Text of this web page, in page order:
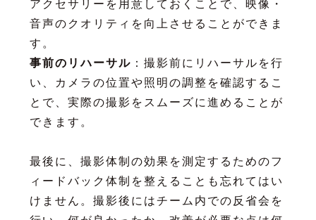
アクセサリーを用意しておくことで、映像・
音声のクオリティを向上させることができま
す。
事前のリハーサル ：撮影前にリハーサルを行
い、カメラの位置や照明の調整を確認するこ
とで、実際の撮影をスムーズに進めることが
できます。
最後に、撮影体制の効果を測定するためのフ
ィードバック体制を整えることも忘れてはい
けません。撮影後にはチーム内での反省会を